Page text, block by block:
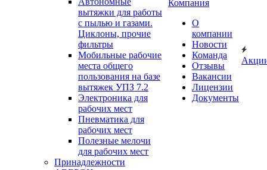
вытяжки для работы
с пылью и газами.
Циклоны, прочие
фильтры
Мобильные рабочие
места общего
пользования на базе
вытяжек УПЗ 7.2
Электроника для
рабочих мест
Пневматика для
рабочих мест
Полезные мелочи
для рабочих мест
Принадлежности
Компания
О
компании
Новости
Команда
Отзывы
Вакансии
Лицензии
Документы